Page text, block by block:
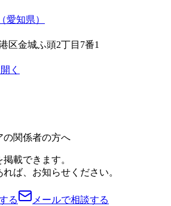
愛知県）
区金城ふ頭2丁目7番1
く
の関係者の方へ
載できます。
ば、お知らせください。
る メールで相談する